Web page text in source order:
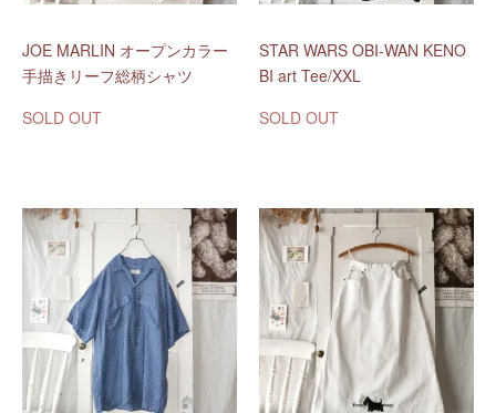
JOE MARLIN オープンカラー
手描きリーフ総柄シャツ
SOLD OUT
STAR WARS OBI-WAN KENO
BI art Tee/XXL
SOLD OUT